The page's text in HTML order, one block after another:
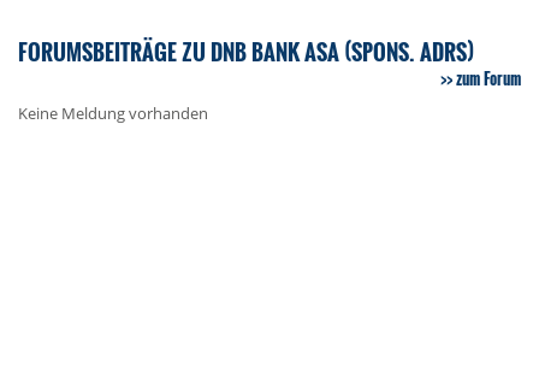
FORUMSBEITRÄGE ZU DNB BANK ASA (SPONS. ADRS)
zum Forum
Keine Meldung vorhanden